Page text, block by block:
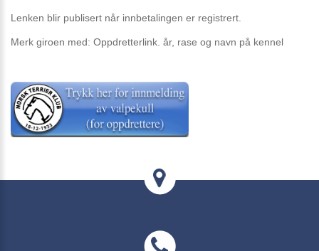
Lenken blir publisert når innbetalingen er registrert.
Merk giroen med: Oppdretterlink. år, rase og navn på kennel